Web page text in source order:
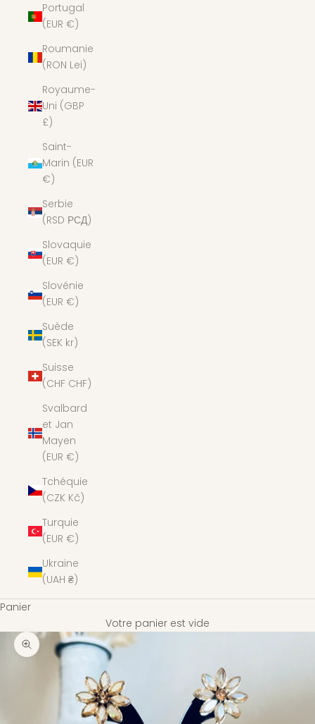
Portugal
(EUR €)
Roumanie
(RON Lei)
Royaume-
Uni (GBP
£)
Saint-
Marin (EUR
€)
Serbie
(RSD РСД)
Slovaquie
(EUR €)
Slovénie
(EUR €)
Suède
(SEK kr)
Suisse
(CHF CHF)
Svalbard
et Jan
Mayen
(EUR €)
Tchéquie
(CZK Kč)
Turquie
(EUR €)
Ukraine
(UAH ₴)
Panier
Votre panier est vide
Zoomer sur l'image